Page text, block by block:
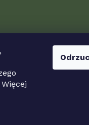
Możliwości